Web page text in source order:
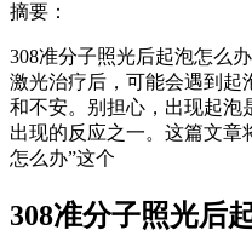
摘要：
308准分子照光后起泡怎么
激光治疗后，可能会遇到起
和不安。别担心，出现起泡
出现的反应之一。这篇文章
怎么办”这个
308准分子照光后